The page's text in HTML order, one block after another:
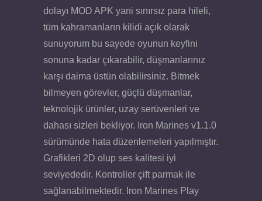
dolayı MOD APK yani sınırsız para hileli,
tüm kahramanların kilidi açık olarak
sunuyorum bu sayede oyunun keyfini
sonuna kadar çıkarabilir, düşmanlarınız
karşı daima üstün olabilirsiniz. Bitmek
bilmeyen görevler, güçlü düşmanlar,
teknolojik ürünler, uzay serüvenleri ve
dahası sizleri bekliyor. Iron Marines v1.1.0
sürümünde hata düzenlemeleri yapılmıştır.
Grafikleri 2D olup ses kalitesi iyi
seviyededir. Kontroller çift parmak ile
sağlanabilmektedir. Iron Marines Play